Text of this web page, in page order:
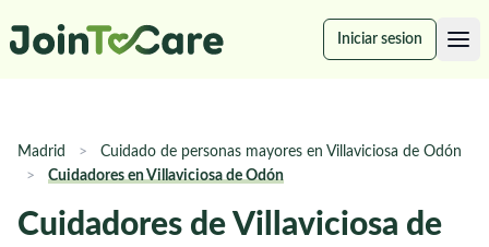
Iniciar sesion
Madrid >
Cuidado de personas mayores en Villaviciosa de Odón
>
Cuidadores en Villaviciosa de Odón
Cuidadores de Villaviciosa de